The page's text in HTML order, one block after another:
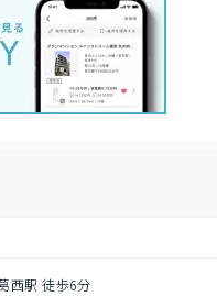
西駅 徒歩6分